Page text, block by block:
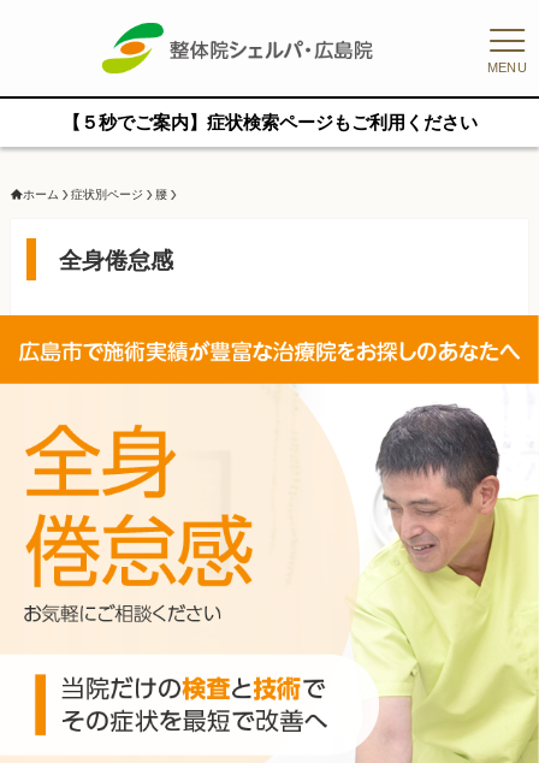
MENU
【５秒でご案内】症状検索ページもご利用ください
ホーム 症状別ページ 腰
全身倦怠感